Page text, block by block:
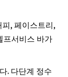
, 페이스트리,
프서비스 바가
. 다단계 정수